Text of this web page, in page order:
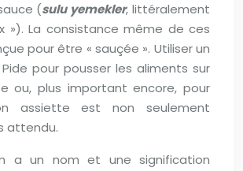
(sulu yemekler, littéralement
»). La consistance même de ces
pour être « sauçée ». Utiliser un
pour pousser les aliments sur
ou, plus important encore, pour
assiette est non seulement
attendu.
a un nom et une signification